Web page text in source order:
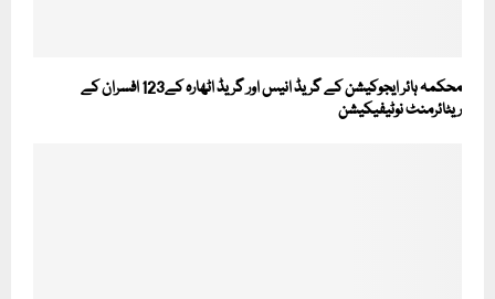
محکمہ ہائر ایجوکیشن کے گریڈ انیس اور گریڈ اٹھارہ کے123 افسران کے
ریٹائرمنٹ نوٹیفیکیشن